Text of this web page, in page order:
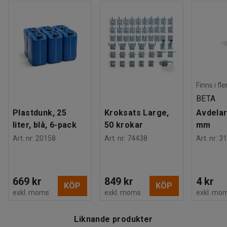
Plastdunk, 25
liter, blå, 6-pack
Art. nr: 20158
669 kr
exkl. moms
KÖP
Kroksats Large,
50 krokar
Art. nr: 74438
849 kr
exkl. moms
KÖP
Finns i
BETA
mm
Art. nr:
4 kr
exkl.
Liknande produkter